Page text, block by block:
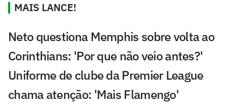
MAIS LANCE!
Neto questiona Memphis sobre volta ao
Corinthians: 'Por que não veio antes?'
Uniforme de clube da Premier League
chama atenção: 'Mais Flamengo'